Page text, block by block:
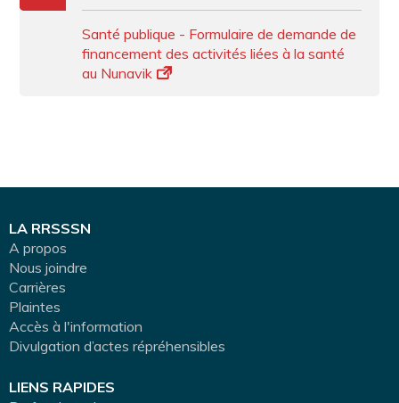
Santé publique - Formulaire de demande de
financement des activités liées à la santé
au Nunavik
LA RRSSSN
A propos
Nous joindre
Carrières
Plaintes
Accès à l'information
Divulgation d’actes répréhensibles
LIENS RAPIDES